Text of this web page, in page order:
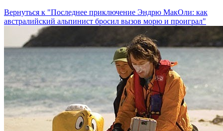
Вернуться к "Последнее приключение Эндрю МакОли: как
австралийский альпинист бросил вызов морю и проиграл"